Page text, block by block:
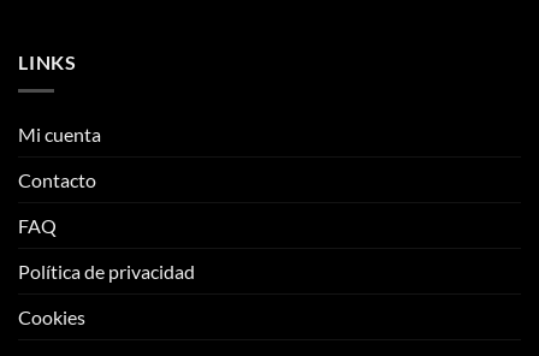
LINKS
Mi cuenta
Contacto
FAQ
Política de privacidad
Cookies